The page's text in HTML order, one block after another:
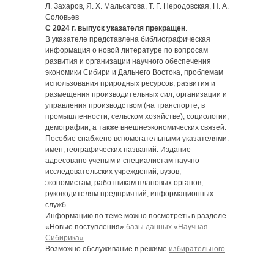
Л. Захаров, Я. Х. Мальсагова, Т. Г. Неродовская, Н. А.
Соловьев
С 2024 г. выпуск указателя прекращен.
В указателе представлена библиографическая
информация о новой литературе по вопросам
развития и организации научного обеспечения
экономики Сибири и Дальнего Востока, проблемам
использования природных ресурсов, развития и
размещения производительных сил, организации и
управления производством (на транспорте, в
промышленности, сельском хозяйстве), социологии,
демографии, а также внешнеэкономических связей.
Пособие снабжено вспомогательными указателями:
имен; географических названий. Издание
адресовано ученым и специалистам научно-
исследовательских учреждений, вузов,
экономистам, работникам плановых органов,
руководителям предприятий, информационных
служб.
Информацию по теме можно посмотреть в разделе
«Новые поступления» базы данных «Научная
Сибирика».
Возможно обслуживание в режиме избирательного